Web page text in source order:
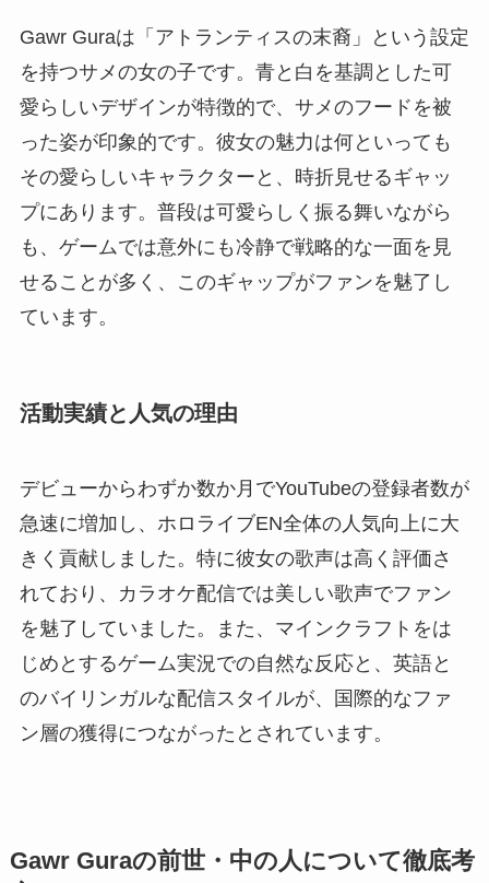
Gawr Guraは「アトランティスの末裔」という設定
を持つサメの女の子です。青と白を基調とした可
愛らしいデザインが特徴的で、サメのフードを被
った姿が印象的です。彼女の魅力は何といっても
その愛らしいキャラクターと、時折見せるギャッ
プにあります。普段は可愛らしく振る舞いながら
も、ゲームでは意外にも冷静で戦略的な一面を見
せることが多く、このギャップがファンを魅了し
ています。
活動実績と人気の理由
デビューからわずか数か月でYouTubeの登録者数が
急速に増加し、ホロライブEN全体の人気向上に大
きく貢献しました。特に彼女の歌声は高く評価さ
れており、カラオケ配信では美しい歌声でファン
を魅了していました。また、マインクラフトをは
じめとするゲーム実況での自然な反応と、英語と
のバイリンガルな配信スタイルが、国際的なファ
ン層の獲得につながったとされています。
Gawr Guraの前世・中の人について徹底考